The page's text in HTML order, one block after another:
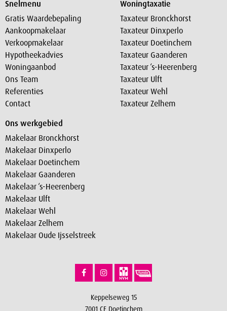
Snelmenu
Gratis Waardebepaling
Aankoopmakelaar
Verkoopmakelaar
Hypotheekadvies
Woningaanbod
Ons Team
Referenties
Contact
Woningtaxatie
Taxateur Bronckhorst
Taxateur Dinxperlo
Taxateur Doetinchem
Taxateur Gaanderen
Taxateur ‘s-Heerenberg
Taxateur Ulft
Taxateur Wehl
Taxateur Zelhem
Ons werkgebied
Makelaar Bronckhorst
Makelaar Dinxperlo
Makelaar Doetinchem
Makelaar Gaanderen
Makelaar ‘s-Heerenberg
Makelaar Ulft
Makelaar Wehl
Makelaar Zelhem
Makelaar Oude Ijsselstreek
Keppelseweg 15
7001 CE Doetinchem